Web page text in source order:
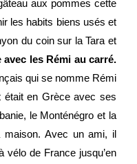
aux pommes cette
les habits biens usés et
du coin sur la Tara et
avec les Rémi au carré.
qui se nomme Rémi
en Grèce avec ses
le Monténégro et la
maison. Avec un ami, il
vélo de France jusqu’en